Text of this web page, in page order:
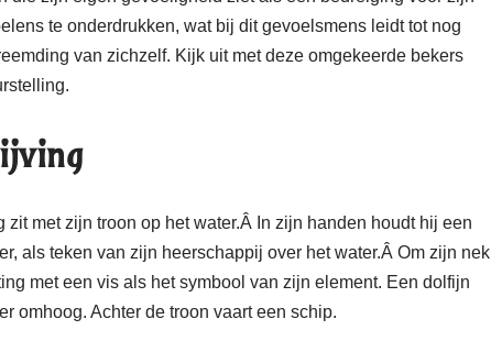
te onderdrukken, wat bij dit gevoelsmens leidt tot nog
van zichzelf. Kijk uit met deze omgekeerde bekers
zit met zijn troon op het water.Â In zijn handen houdt hij een
als teken van zijn heerschappij over het water.Â Om zijn nek
met een vis als het symbool van zijn element. Een dolfijn
omhoog. Achter de troon vaart een schip.